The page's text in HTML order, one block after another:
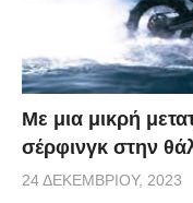
Με μια μικρή
σέρφινγκ στην
24 ΔΕΚΕΜΒΡΊΟΥ, 2023